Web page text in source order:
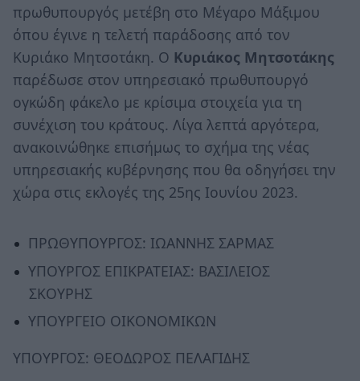
πρωθυπουργός μετέβη στο Μέγαρο Μάξιμου
όπου έγινε η τελετή παράδοσης από τον
Κυριάκο Μητσοτάκη. Ο Κυριάκος Μητσοτάκης
παρέδωσε στον υπηρεσιακό πρωθυπουργό
ογκώδη φάκελο με κρίσιμα στοιχεία για τη
συνέχιση του κράτους. Λίγα λεπτά αργότερα,
ανακοινώθηκε επισήμως το σχήμα της νέας
υπηρεσιακής κυβέρνησης που θα οδηγήσει την
χώρα στις εκλογές της 25ης Ιουνίου 2023.
ΠΡΩΘΥΠΟΥΡΓΟΣ: ΙΩΑΝΝΗΣ ΣΑΡΜΑΣ
ΥΠΟΥΡΓΟΣ ΕΠΙΚΡΑΤΕΙΑΣ: ΒΑΣΙΛΕΙΟΣ
ΣΚΟΥΡΗΣ
ΥΠΟΥΡΓΕΙΟ ΟΙΚΟΝΟΜΙΚΩΝ
ΥΠΟΥΡΓΟΣ: ΘΕΟΔΩΡΟΣ ΠΕΛΑΓΙΔΗΣ